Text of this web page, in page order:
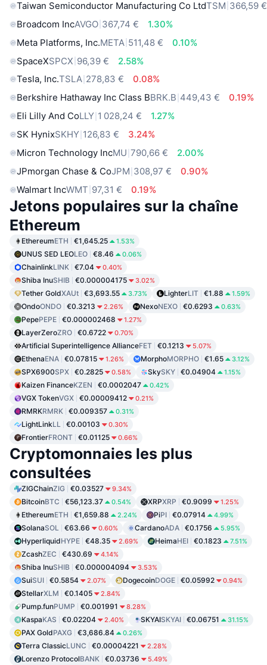
Taiwan Semiconductor Manufacturing Co LtdTSM 366,59 €
Broadcom IncAVGO 367,74 €
1.30%
Meta Platforms, Inc.META 511,48 €
0.10%
SpaceXSPCX 96,39 €
2.58%
Tesla, Inc.TSLA 278,83 €
0.08%
Berkshire Hathaway Inc Class BBRK.B 449,43 €
0.19%
Eli Lilly And CoLLY 1 028,24 €
1.27%
SK HynixSKHY 126,83 €
3.24%
Micron Technology IncMU 790,66 €
2.00%
JPmorgan Chase & CoJPM 308,97 €
0.90%
Walmart IncWMT 97,31 € 0.19%
Jetons populaires sur la chaîne
Ethereum
EthereumETH €1,645.25 1.53%
UNUS SED LEOLEO €8.46 0.06%
ChainlinkLINK €7.04 0.40%
Shiba InuSHIB €0.000004175 3.02%
Tether GoldXAUt €3,693.55 3.73% LighterLIT €1.88 1.59%
OndoONDO €0.3213 2.26% NexoNEXO €0.6293 0.63%
PepePEPE €0.000002468 1.27%
LayerZeroZRO €0.6722 0.70%
Artificial Superintelligence AllianceFET €0.1213 5.07%
EthenaENA €0.07815 1.26% MorphoMORPHO €1.65 3.12%
SPX6900SPX €0.2825 0.58% SkySKY €0.04904 1.15%
Kaizen FinanceKZEN €0.0002047 0.42%
VGX TokenVGX €0.00009412 0.21%
RMRKRMRK €0.009357 0.31%
LightLinkLL €0.00103 0.30%
FrontierFRONT €0.01125 0.66%
Cryptomonnaies les plus
consultées
ZIGChainZIG €0.03527 9.34%
BitcoinBTC €56,123.37 0.54% XRPXRP €0.9099 1.25%
EthereumETH €1,659.88 2.24% PiPI €0.07914 4.99%
SolanaSOL €63.66 0.60% CardanoADA €0.1756 5.95%
HyperliquidHYPE €48.35 2.69% HeimaHEI €0.1823 7.51%
ZcashZEC €430.69 4.14%
Shiba InuSHIB €0.000004094 3.53%
SuiSUI €0.5854 2.07% DogecoinDOGE €0.05992 0.94%
StellarXLM €0.1405 2.84%
Pump.funPUMP €0.001991 8.28%
KaspaKAS €0.02204 2.40% SKYAISKYAI €0.06751 31.15%
PAX GoldPAXG €3,686.84 0.26%
Terra ClassicLUNC €0.00004221 2.28%
Lorenzo ProtocolBANK €0.03736 5.49%